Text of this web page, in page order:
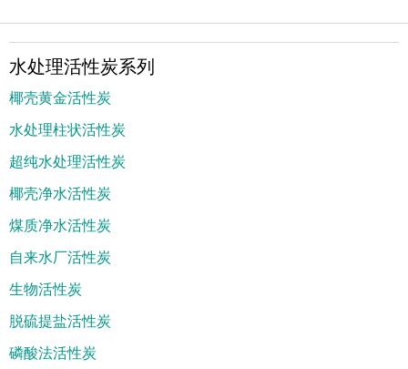
水处理活性炭系列
椰壳黄金活性炭
水处理柱状活性炭
超纯水处理活性炭
椰壳净水活性炭
煤质净水活性炭
自来水厂活性炭
生物活性炭
脱硫提盐活性炭
磷酸法活性炭